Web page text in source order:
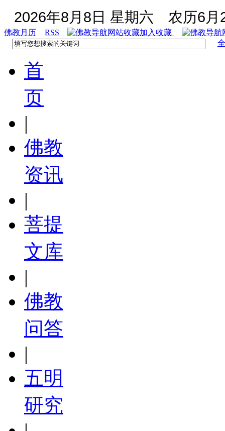
2026年8月8日 星期六 农历6月
佛教月历 RSS
加入收藏
首
页
|
佛教
资讯
|
菩提
文库
|
佛教
问答
|
五明
研究